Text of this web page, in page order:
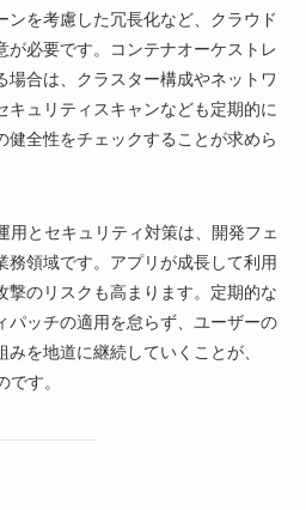
ンを考慮した冗長化など、クラウド
が必要です。コンテナオーケストレ
場合は、クラスター構成やネットワ
キュリティスキャンなども定期的に
健全性をチェックすることが求めら
用とセキュリティ対策は、開発フェ
務領域です。アプリが成長して利用
撃のリスクも高まります。定期的な
パッチの適用を怠らず、ユーザーの
を地道に継続していくことが、
す。